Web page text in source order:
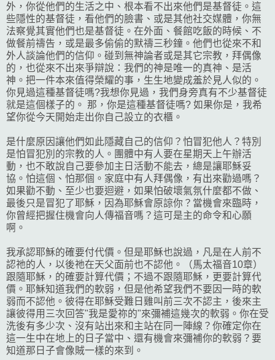
外，你從他們的生活之中、根本看不出來他們是基督徒。這
些隱性的基督徒，看他們的臉書、或是其他社交媒體，你無
法察覺其實他們也是基督徒。在外面、餐館吃飯的時候、不
做餐前禱告，或是最多偷偷的默禱三秒鐘。他們也從來不和
外人談論他們的信仰。碰到無神論者或是其它宗教，拜偶像
的，也從來不出來爭辯說：我們的神是唯一的真神、是活
神。把一件本來值得榮耀的事，生生地變成羞於見人似的。
你見過這種基督徒嗎?我想你見過，我們身旁真有不少基督徒
就是這個樣子的。 那，你是這種基督徒嗎? 如果你是，我希
望你從今天開始走出你自己設立的衣櫃。
是什麼原因讓他們如此隱藏自己的信仰？怕冒犯他人？特別
是怕冒犯別的宗教的人。團體中有人要在星期天上午辦活
動，也不敢說自己要參加主日活動不能去，總是讓耶穌妥
協。怕這個、怕那個。家庭中有人拜偶像，有出來勸過嗎？
如果勸不動、至少也要迴避，如果怕破壞氣氛什麼都不做、
最後只是冒犯了耶穌，因為耶穌會原諒你？當機會來臨時，
你曾經把握住機會向人傳福音嗎？這可是主的命令和心願
啊。
我承認耶穌的確要付代價。但是耶穌也說過，凡是在人前不
認祂的人，以後祂在天父面前也不認他。（馬太福音10章）
跟隨耶穌，的確要計算代價；不過不跟隨耶穌，更要計算代
價。耶穌知道我們的軟弱，但是他希望我們不要因一時的軟
弱而不認他。彼得在耶穌受難日雞叫前三次不認主，後來主
讓彼得用三次回答"我是愛祢的"來彌補這幾次的軟弱。你在受
洗後有多少次、沒有站出來和主站在同一陣線？你確定你在
這一生中在地上的日子當中、還有機會來彌補你的軟弱？要
知道那日子會像賊一樣的來到。